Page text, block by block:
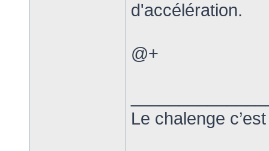
d'accélération.
@+
Le chalenge